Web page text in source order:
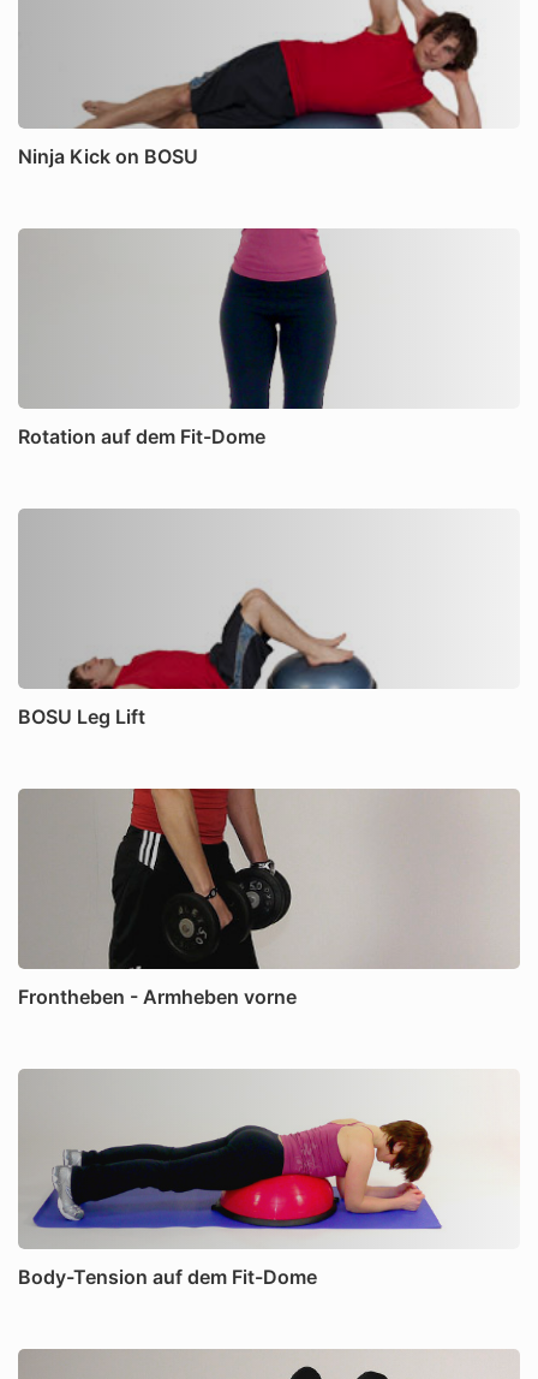
Ninja Kick on BOSU
Rotation auf dem Fit-Dome
BOSU Leg Lift
Frontheben - Armheben vorne
Body-Tension auf dem Fit-Dome